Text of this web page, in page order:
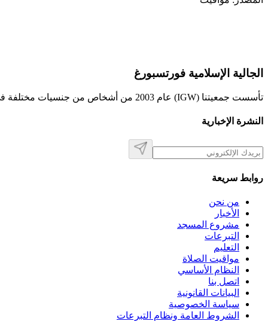
الجالية الإسلامية فورتسبورغ
تأسست جمعيتنا (IGW) عام 2003 من أشخاص من جنسيات مختلفة في فورتسبورغ.
النشرة الإخبارية
روابط سريعة
من نحن
الأخبار
مشروع المسجد
التبرعات
التعليم
مواقيت الصلاة
النظام الأساسي
اتصل بنا
البيانات القانونية
سياسة الخصوصية
الشروط العامة ونظام التبرعات